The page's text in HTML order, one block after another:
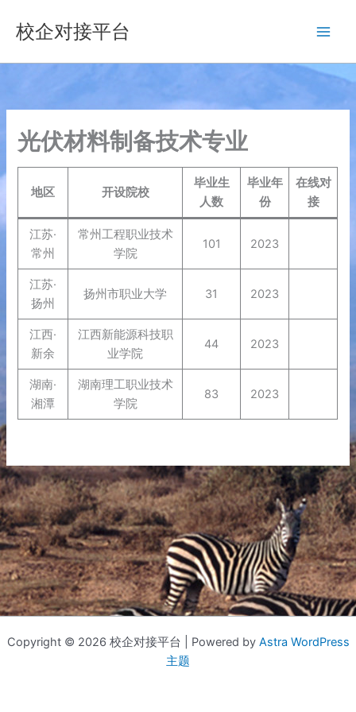
容
校企对接平台
光伏材料制备技术专业
地区 开设院校
毕业生
人数
毕业年
份
在线对
接
江苏·
常州
常州工程职业技术
学院
101 2023
江苏·
扬州
扬州市职业大学 31 2023
江西·
新余
江西新能源科技职
业学院
44 2023
湖南·
湘潭
湖南理工职业技术
学院
83 2023
Copyright © 2026 校企对接平台 | Powered by Astra WordPress
主题